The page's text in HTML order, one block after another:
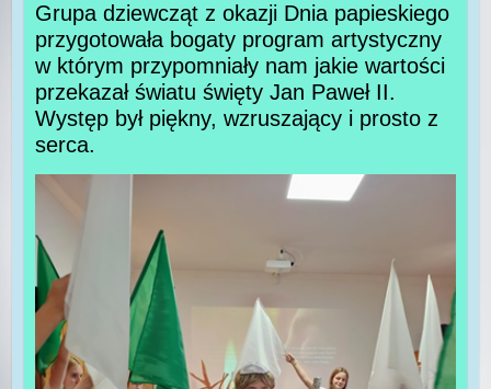
Grupa dziewcząt z okazji Dnia papieskiego
przygotowała bogaty program artystyczny
w którym przypomniały nam jakie wartości
przekazał światu święty Jan Paweł II.
Występ był piękny, wzruszający i prosto z
serca.